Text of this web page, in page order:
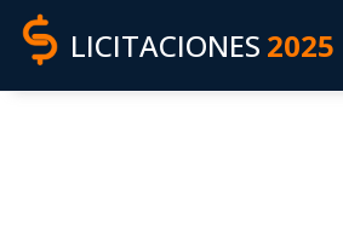
LICITACIONES 2025